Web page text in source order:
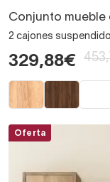
Conjunto mueble
2 cajones
329,88€
Oferta